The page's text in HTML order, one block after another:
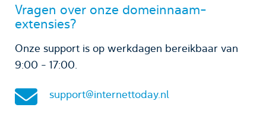
Vragen over onze domeinnaam-
extensies?
Onze support is op werkdagen bereikbaar van
9:00 - 17:00.
support@internettoday.nl